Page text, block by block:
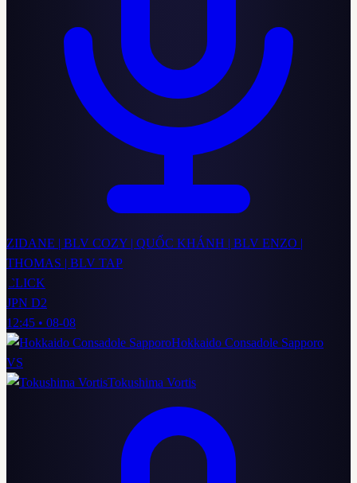
ZIDANE | BLV COZY | QUỐC KHÁNH | BLV ENZO |
THOMAS | BLV TAP
CLICK
JPN D2
12:45 • 08-08
Hokkaido Consadole Sapporo
VS
Tokushima Vortis